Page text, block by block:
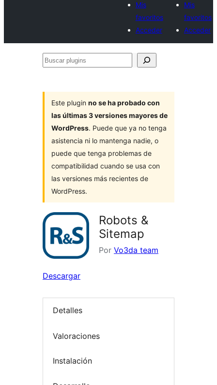
Mis
favoritos
Acceder
Mis
favoritos
Acceder
Buscar
Este plugin no se ha probado con
las últimas 3 versiones mayores de
WordPress. Puede que ya no tenga
asistencia ni lo mantenga nadie, o
puede que tenga problemas de
compatibilidad cuando se usa con
las versiones más recientes de
WordPress.
Robots &
Sitemap
Por Vo3da team
Descargar
Detalles
Valoraciones
Instalación